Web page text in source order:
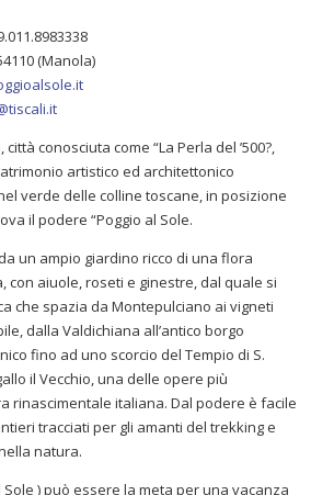
(Manola)
conosciuta come “La Perla del ’500?,
artistico ed architettonico
verde delle colline toscane, in posizione
il podere “Poggio al Sole.
un ampio giardino ricco di una flora
con aiuole, roseti e ginestre, dal quale si
che spazia da Montepulciano ai vigneti
dalla Valdichiana all’antico borgo
fino ad uno scorcio del Tempio di S.
il Vecchio, una delle opere più
rinascimentale italiana. Dal podere è facile
tracciati per gli amanti del trekking e
natura.
) può essere la meta per una vacanza